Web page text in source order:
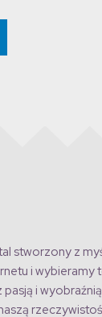
stworzony z
i wybieramy
i